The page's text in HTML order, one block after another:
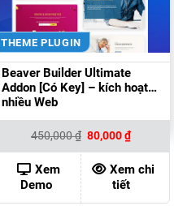
THEME PLUGIN
Beaver Builder Ultimate
Addon [Có Key] – kích hoạt
nhiều Web
450,000₫ Giá
gốc
là:
450,000 ₫.
80,000₫Giá
hiện
tại
là:
80,000
Xem
Demo
Xem chi
tiết